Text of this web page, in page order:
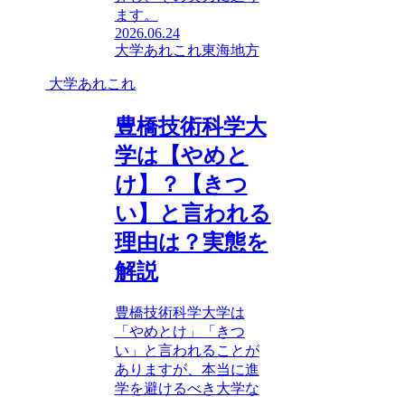
ます。
2026.06.24
大学あれこれ東海地方
大学あれこれ
豊橋技術科学大
学は【やめと
け】？【きつ
い】と言われる
理由は？実態を
解説
豊橋技術科学大学は
「やめとけ」「きつ
い」と言われることが
ありますが、本当に進
学を避けるべき大学な